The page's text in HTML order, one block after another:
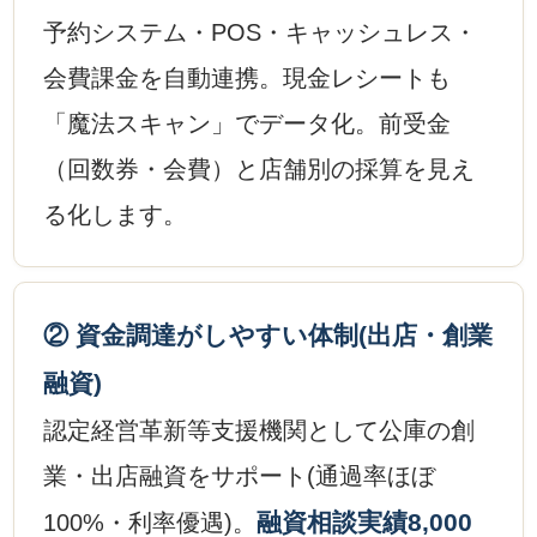
予約システム・POS・キャッシュレス・
会費課金を自動連携。現金レシートも
「魔法スキャン」でデータ化。前受金
（回数券・会費）と店舗別の採算を見え
る化します。
② 資金調達がしやすい体制(出店・創業
融資)
認定経営革新等支援機関として公庫の創
業・出店融資をサポート(通過率ほぼ
100%・利率優遇)。 融資相談実績8,000